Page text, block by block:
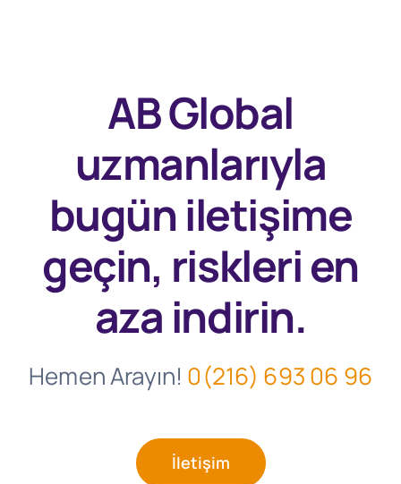
AB Global
uzmanlarıyla
bugüniletişime
geçin, riskleri en
aza indirin.
Hemen Arayın! 0(216) 693 06 96
İletişim